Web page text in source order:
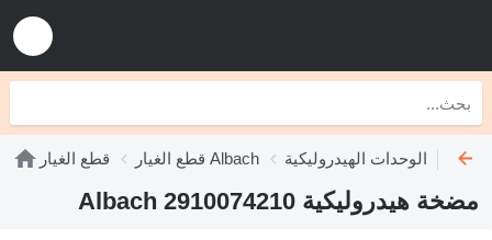
قطع الغيار قطع الغيار Albach الوحدات الهيدروليكية Albach
مضخة هيدروليكية Albach 2910074210